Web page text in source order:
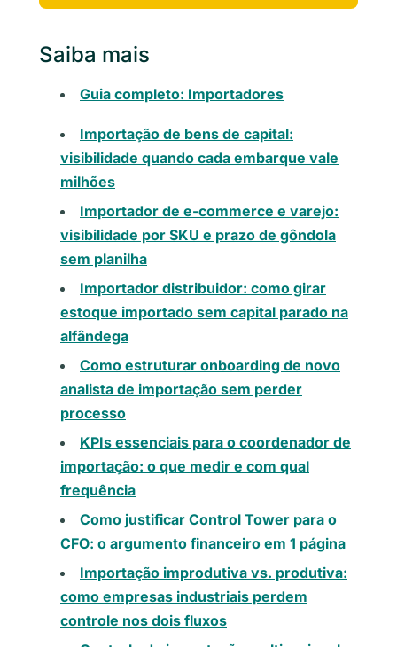
Saiba mais
Guia completo: Importadores
Importação de bens de capital:
visibilidade quando cada embarque vale
milhões
Importador de e-commerce e varejo:
visibilidade por SKU e prazo de gôndola
sem planilha
Importador distribuidor: como girar
estoque importado sem capital parado na
alfândega
Como estruturar onboarding de novo
analista de importação sem perder
processo
KPIs essenciais para o coordenador de
importação: o que medir e com qual
frequência
Como justificar Control Tower para o
CFO: o argumento financeiro em 1 página
Importação improdutiva vs. produtiva:
como empresas industriais perdem
controle nos dois fluxos